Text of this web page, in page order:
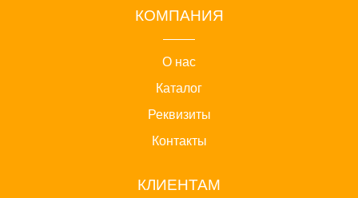
КОМПАНИЯ
О нас
Каталог
Реквизиты
Контакты
КЛИЕНТАМ